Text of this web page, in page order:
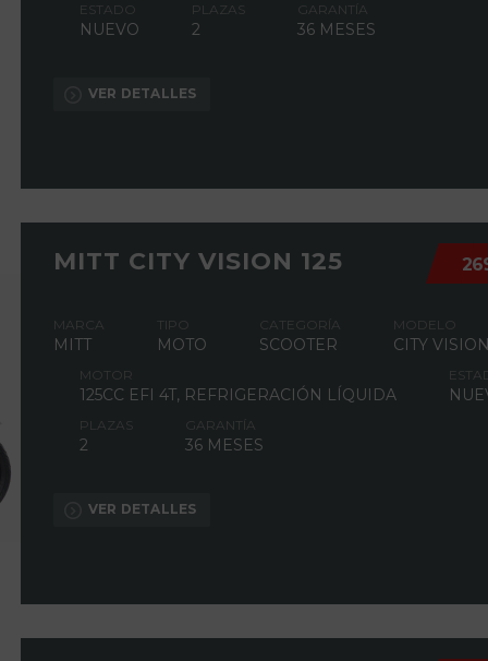
ESTADO
NUEVO
PLAZAS
2
GARANTÍA
36 MESES
VER DETALLES
MITT CITY VISION 125
MARCA
MITT
TIPO
MOTO
CATEGORÍA
SCOOTER
MODELO
CITY VISION
MOTOR
125CC EFI 4T, REFRIGERACIÓN LÍQUIDA
PLAZAS
2
GARANTÍA
36 MESES
VER DETALLES